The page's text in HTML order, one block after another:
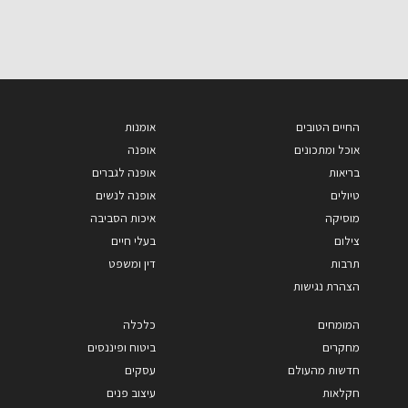
החיים הטובים
אוכל ומתכונים
בריאות
טיולים
מוסיקה
צילום
תרבות
הצהרת נגישות
אומנות
אופנה
אופנה לגברים
אופנה לנשים
איכות הסביבה
בעלי חיים
דין ומשפט
המומחים
מחקרים
חדשות מהעולם
חקלאות
כלכלה
ביטוח ופיננסים
עסקים
עיצוב פנים